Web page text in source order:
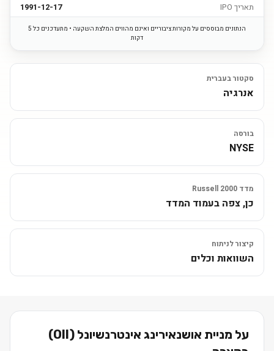
תאריך IPO
1991-12-17
הנתונים מבוססים על מקורות ציבוריים ואינם מהווים המלצת השקעה • מתעדכנים כל 5
דקות
סקטור בעברית
אנרגיה
בורסה
NYSE
מדד Russell 2000
כן, צפה בעמוד המדד
קיצור לניתוח
השוואות וכלים
על מניית אושנאירינג אינטרנשיונל (
OII
)